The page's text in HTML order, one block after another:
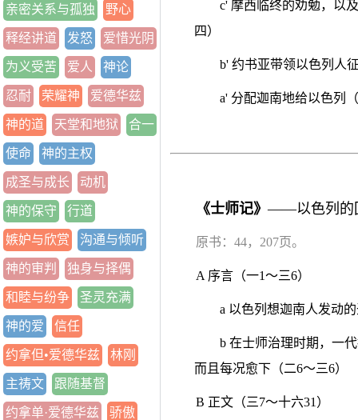
亲密关系与孤独 野心
释经讲道 发怒 爱惜光阴
为义受苦 爱人 神论
忍耐 荣耀神 爱德华兹
神的道 天堂和地狱 合一
使命 神的主权
成圣与成长 动机
神的保守 行道
嫉妒与欣赏 沟通与倾听
神的审判 独身与择偶
和睦与纷争 圣灵充满
神的爱 信任
约拿但•爱德华兹 林刚
主祷文 跟随基督
约拿单·爱德华兹 骄傲
c' 摩西临终的劝勉，以
四）
b' 约书亚带领以色列人
a' 分配迦南地给以色列
《士师记》——以色列的
原书：44，207页。
A 序言（一1～三6）
a 以色列想迦南人发动
b 在士师治理时期，一
而且每况愈下（二6～三6）
B 正文（三7～十六31）